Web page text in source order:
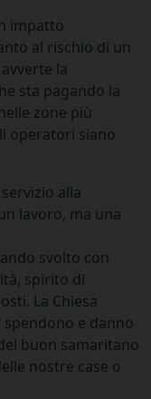
impatto
al rischio di un
la
sta pagando la
zone più
operatori siano
alla
lavoro, ma una
svolto con
spirito di
La Chiesa
e danno
buon samaritano
nostre case o